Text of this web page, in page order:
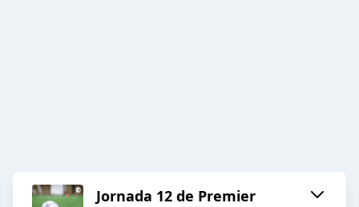
Jornada 12 de Premier